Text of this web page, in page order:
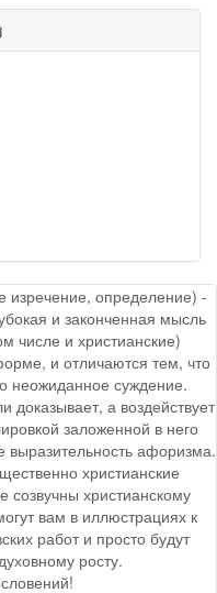
определение) -
и законченная мысль
числе и христианские)
и отличаются тем, что
неожиданное суждение.
доказывает, а воздействует
заложенной в него
афоризма.
христианские
христианскому
вам в иллюстрациях к
работ и просто будут
росту.